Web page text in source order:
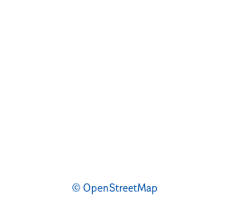
© OpenStreetMap